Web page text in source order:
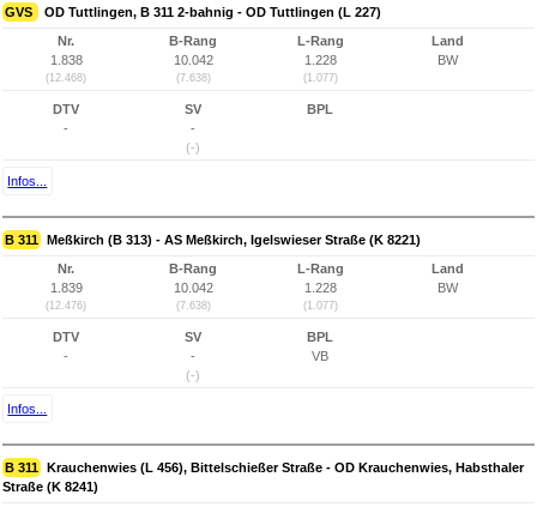
GVS OD Tuttlingen, B 311 2-bahnig - OD Tuttlingen (L 227)
Nr.
1.838
(12.468)
B-Rang
10.042
(7.638)
L-Rang
1.228
(1.077)
Land
BW
DTV
-
SV
-
(-)
BPL
Infos...
B 311 Meßkirch (B 313) - AS Meßkirch, Igelswieser Straße (K 8221)
Nr.
1.839
(12.476)
B-Rang
10.042
(7.638)
L-Rang
1.228
(1.077)
Land
BW
DTV
-
SV
-
(-)
BPL
VB
Infos...
B 311 Krauchenwies (L 456), Bittelschießer Straße - OD Krauchenwies, Habsthaler
Straße (K 8241)